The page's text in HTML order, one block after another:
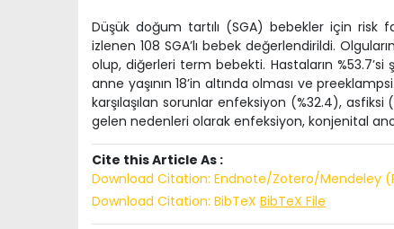
Düşük doğum tartılı (SGA) bebekler için risk
izlenen 108 SGA’lı bebek değerlendirildi.
olup, diğerleri term bebekti. Hastaların
anne yaşının 18’in altında olması ve
karşılaşılan sorunlar enfeksiyon (%32.4),
gelen nedenleri olarak enfeksiyon, konjenital
Cite this Article As :
Download Citation: Endnote/Zotero/Mendeley
Download Citation: BibTeX BibTeX File